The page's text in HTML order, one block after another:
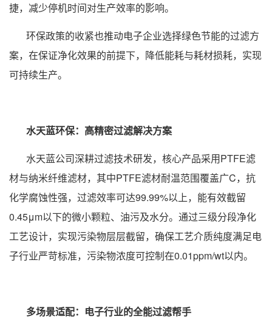
捷，减少停机时间对生产效率的影响。
环保政策的收紧也推动电子企业选择绿色节能的过滤方
案，在保证净化效果的前提下，降低能耗与耗材损耗，实现
可持续生产。
水天蓝环保：高精密过滤解决方案
水天蓝公司深耕过滤技术研发，核心产品采用PTFE滤
材与纳米纤维滤材，其中PTFE滤材耐温范围覆盖广C，抗
化学腐蚀性强，过滤效率可达99.99%以上，能有效截留
0.45μm以下的微小颗粒、油污及水分。通过三级分段净化
工艺设计，实现污染物层层截留，确保工艺介质纯度满足电
子行业严苛标准，污染物浓度可控制在0.01ppm/wt以内。
多场景适配：电子行业的全能过滤帮手